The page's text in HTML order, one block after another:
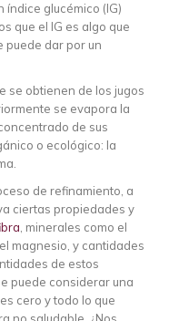
glucémico (IG)
que el IG es algo que
puede dar por un
se obtienen de los jugos
se evapora la
de sus
o ecológico: la
de refinamiento, a
ciertas propiedades y
, minerales como el
magnesio, y cantidades
de estos
puede considerar una
cero y todo lo que